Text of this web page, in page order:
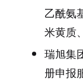
乙酰氨
米黄质
瑞旭集
册申报